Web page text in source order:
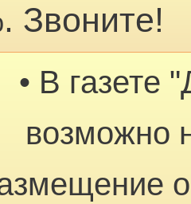
Звоните!
• В газете
возможно